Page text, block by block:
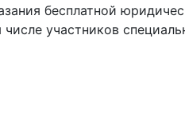
бесплатной
участников